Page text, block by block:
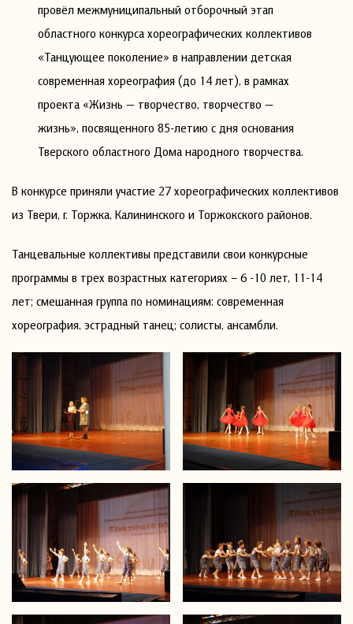
провёл межмуниципальный отборочный этап
областного конкурса хореографических коллективов
«Танцующее поколение» в направлении детская
современная хореография (до 14 лет), в рамках
проекта «Жизнь — творчество, творчество —
жизнь», посвященного 85-летию с дня основания
Тверского областного Дома народного творчества.
В конкурсе приняли участие 27 хореографических коллективов
из Твери, г. Торжка, Калининского и Торжокского районов.
Танцевальные коллективы представили свои конкурсные
программы в трех возрастных категориях – 6 -10 лет, 11-14
лет; смешанная группа по номинациям: современная
хореография, эстрадный танец; солисты, ансамбли.